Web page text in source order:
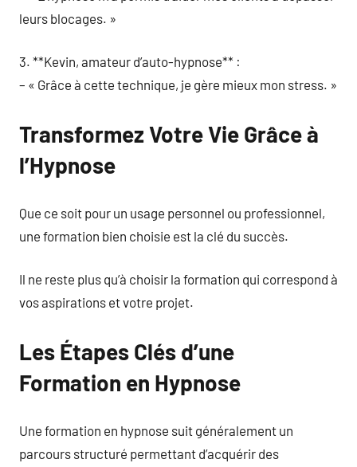
leurs blocages. »
3. **Kevin, amateur d’auto-hypnose** :
– « Grâce à cette technique, je gère mieux mon stress. »
Transformez Votre Vie Grâce à
l’Hypnose
Que ce soit pour un usage personnel ou professionnel,
une formation bien choisie est la clé du succès.
Il ne reste plus qu’à choisir la formation qui correspond à
vos aspirations et votre projet.
Les Étapes Clés d’une
Formation en Hypnose
Une formation en hypnose suit généralement un
parcours structuré permettant d’acquérir des